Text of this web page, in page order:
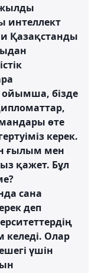
жылды
интеллект
Қазақстанды
бізде
өте
керек.
ғылым мен
қажет. Бұл
сана
деп
келеді. Олар
үшін